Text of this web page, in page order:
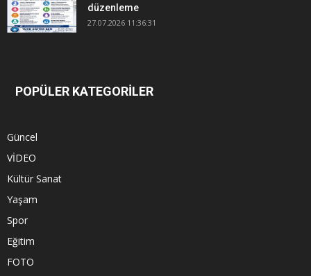
düzenleme
27.07.2026 11:36:31
POPÜLER KATEGORİLER
Güncel
VİDEO
Kültür Sanat
Yaşam
Spor
Eğitim
FOTO